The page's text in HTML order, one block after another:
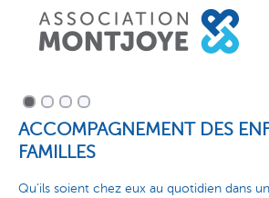
ACCOMPAGNEMENT DES
FAMILLES
Qu’ils soient chez eux au quotidien dans
ACCUEIL DES VICTIMES
ACTIONS AUPRÈS DES
SOUTIEN ET INSERTION DES